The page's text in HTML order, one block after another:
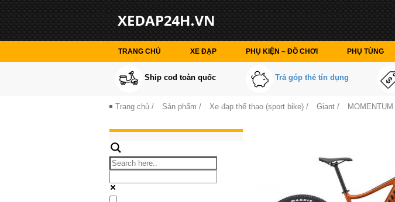
TRANG CHỦ XE ĐẠP PHỤ KIỆN – ĐỒ CHƠI PHỤ TÙNG
Ship cod toàn quốc Trả góp thẻ tín dụng
Trang chủ / Sản phẩm / Xe đạp thể thao (sport bike) / Giant / MOMENTUM